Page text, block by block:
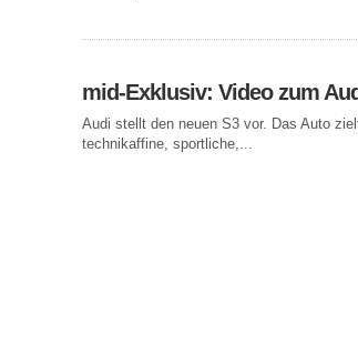
mid-Exklusiv: Video zum
Audi stellt den neuen S3 vor. Das Auto
technikaffine, sportliche,...